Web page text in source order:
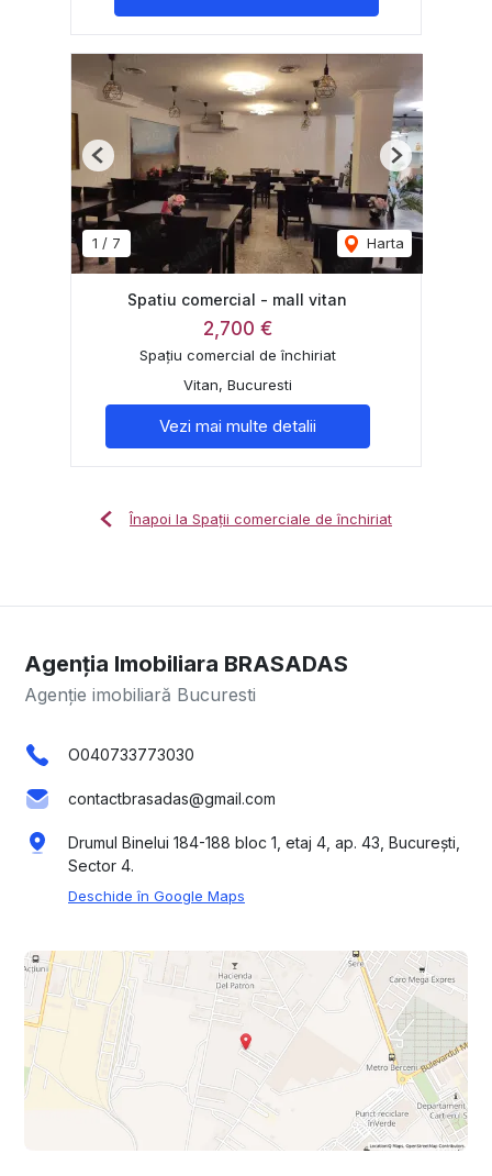
1 / 7 Harta
Previous Next
Spatiu comercial - mall vitan
2,700 €
Spațiu comercial de închiriat
Vitan, Bucuresti
Vezi mai multe detalii
Înapoi la Spații comerciale de închiriat
Agenția Imobiliara BRASADAS
Agenție imobiliară Bucuresti
O040733773030
contactbrasadas@gmail.com
Drumul Binelui 184-188 bloc 1, etaj 4, ap. 43, București,
Sector 4.
Deschide în Google Maps